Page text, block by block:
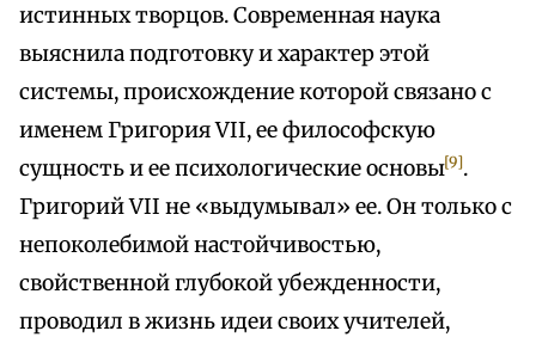
истинных творцов. Современная наука
выяснила подготовку и характер этой
системы, происхождение которой связано с
именем Григория VII, ее философскую
сущность и ее психологические основы[9].
Григорий VII не «выдумывал» ее. Он только с
непоколебимой настойчивостью,
свойственной глубокой убежденности,
проводил в жизнь идеи своих учителей,